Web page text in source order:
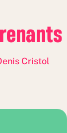
Cristol